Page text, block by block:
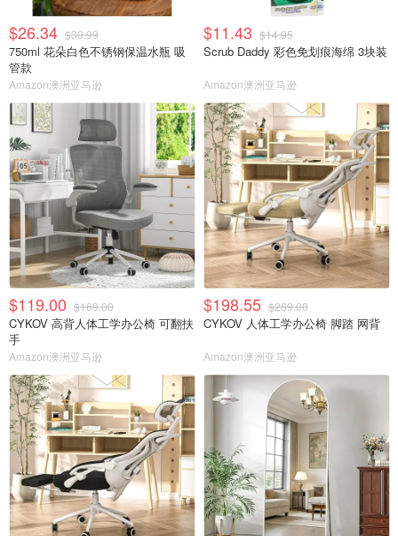
$26.34 $30.99
750ml 花朵白色不锈钢保温水瓶 吸
管款
Amazon澳洲亚马逊
$11.43 $14.95
Scrub Daddy 彩色免划痕海绵 3块装
Amazon澳洲亚马逊
$119.00 $169.00
CYKOV 高背人体工学办公椅 可翻扶
手
Amazon澳洲亚马逊
$198.55 $289.00
CYKOV 人体工学办公椅 脚踏 网背
Amazon澳洲亚马逊